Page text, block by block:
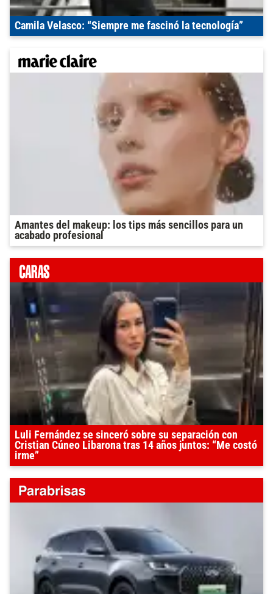
Camila Velasco: “Siempre me fascinó la tecnología”
Amantes del makeup: los tips más sencillos para un
acabado profesional
Luli Fernández se sinceró sobre su separación con
Cristian Cúneo Libarona tras 14 años juntos: “Me costó
irme”